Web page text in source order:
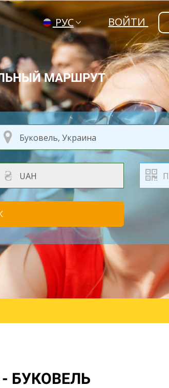
РУС
ENG
УКР
ВОЙТИ
МАРШРУТ
₴
БУКОВЕЛЬ